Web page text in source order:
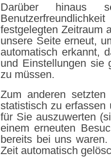
Darüber hinaus
festgelegten Zeitraum
unsere Seite erneut,
automatisch erkannt,
und Einstellungen sie
zu müssen.
Zum anderen
statistisch zu erfassen
für Sie auszuwerten
einem erneuten
bereits bei uns
Zeit automatisch